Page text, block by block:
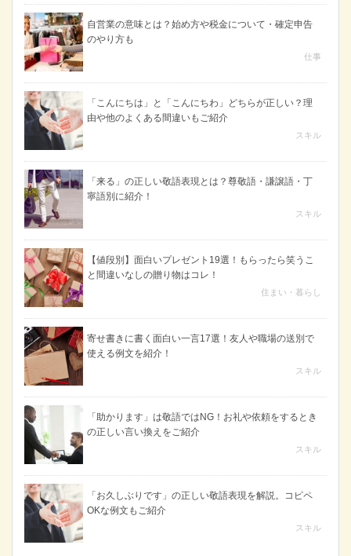
自営業の意味とは？始め方や税金について・確定申告
のやり方も
仕事
「こんにちは」と「こんにちわ」どちらが正しい？理
由や他のよくある間違いもご紹介
スキル
「来る」の正しい敬語表現とは？尊敬語・謙譲語・丁
寧語別に紹介！
スキル
【値段別】面白いプレゼント19選！もらったら笑うこ
と間違いなしの贈り物はコレ！
住まい・暮らし
寄せ書きに書く面白い一言17選！友人や職場の送別で
使える例文を紹介！
スキル
「助かります」は敬語ではNG！お礼や依頼をするとき
の正しい言い換えをご紹介
スキル
「お久しぶりです」の正しい敬語表現を解説。コピペ
OKな例文もご紹介
スキル